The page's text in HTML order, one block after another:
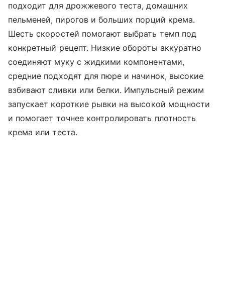
подходит для дрожжевого теста, домашних
пельменей, пирогов и больших порций крема.
Шесть скоростей помогают выбрать темп под
конкретный рецепт. Низкие обороты аккуратно
соединяют муку с жидкими компонентами,
средние подходят для пюре и начинок, высокие
взбивают сливки или белки. Импульсный режим
запускает короткие рывки на высокой мощности
и помогает точнее контролировать плотность
крема или теста.